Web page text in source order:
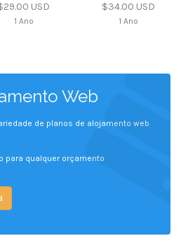
USD
1 Ano
$34.00 USD
1 Ano
Web
de planos de alojamento web
para qualquer orçamento